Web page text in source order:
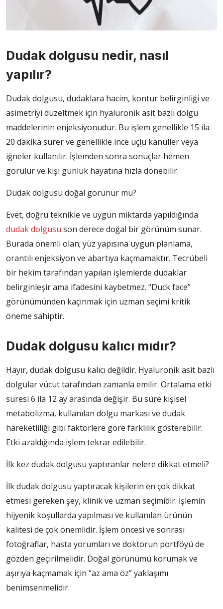
Dudak dolgusu nedir, nasıl
yapılır?
Dudak dolgusu, dudaklara hacim, kontur belirginliği ve
asimetriyi düzeltmek için hyaluronik asit bazlı dolgu
maddelerinin enjeksiyonudur. Bu işlem genellikle 15 ila
20 dakika sürer ve genellikle ince uçlu kanüller veya
iğneler kullanılır. İşlemden sonra sonuçlar hemen
görülür ve kişi günlük hayatına hızla dönebilir.
Dudak dolgusu doğal görünür mü?
Evet, doğru teknikle ve uygun miktarda yapıldığında
dudak dolgusu son derece doğal bir görünüm sunar.
Burada önemli olan; yüz yapısına uygun planlama,
orantılı enjeksiyon ve abartıya kaçmamaktır. Tecrübeli
bir hekim tarafından yapılan işlemlerde dudaklar
belirginleşir ama ifadesini kaybetmez. “Duck face”
görünümünden kaçınmak için uzman seçimi kritik
öneme sahiptir.
Dudak dolgusu kalıcı mıdır?
Hayır, dudak dolgusu kalıcı değildir. Hyaluronik asit bazlı
dolgular vücut tarafından zamanla emilir. Ortalama etki
süresi 6 ila 12 ay arasında değişir. Bu süre kişisel
metabolizma, kullanılan dolgu markası ve dudak
hareketliliği gibi faktörlere göre farklılık gösterebilir.
Etki azaldığında işlem tekrar edilebilir.
İlk kez dudak dolgusu yaptıranlar nelere dikkat etmeli?
İlk dudak dolgusu yaptıracak kişilerin en çok dikkat
etmesi gereken şey, klinik ve uzman seçimidir. İşlemin
hijyenik koşullarda yapılması ve kullanılan ürünün
kalitesi de çok önemlidir. İşlem öncesi ve sonrası
fotoğraflar, hasta yorumları ve doktorun portföyü de
gözden geçirilmelidir. Doğal görünümü korumak ve
aşırıya kaçmamak için “az ama öz” yaklaşımı
benimsenmelidir.